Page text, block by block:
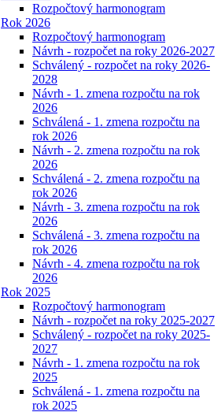
Rozpočtový harmonogram
Rok 2026
Rozpočtový harmonogram
Návrh - rozpočet na roky 2026-2027
Schválený - rozpočet na roky 2026-
2028
Návrh - 1. zmena rozpočtu na rok
2026
Schválená - 1. zmena rozpočtu na
rok 2026
Návrh - 2. zmena rozpočtu na rok
2026
Schválená - 2. zmena rozpočtu na
rok 2026
Návrh - 3. zmena rozpočtu na rok
2026
Schválená - 3. zmena rozpočtu na
rok 2026
Návrh - 4. zmena rozpočtu na rok
2026
Rok 2025
Rozpočtový harmonogram
Návrh - rozpočet na roky 2025-2027
Schválený - rozpočet na roky 2025-
2027
Návrh - 1. zmena rozpočtu na rok
2025
Schválená - 1. zmena rozpočtu na
rok 2025